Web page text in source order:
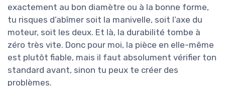
exactement au bon diamètre ou à la bonne forme,
tu risques d’abîmer soit la manivelle, soit l’axe du
moteur, soit les deux. Et là, la durabilité tombe à
zéro très vite. Donc pour moi, la pièce en elle-même
est plutôt fiable, mais il faut absolument vérifier ton
standard avant, sinon tu peux te créer des
problèmes.